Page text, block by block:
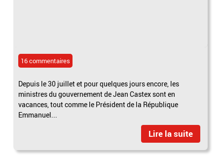
16 commentaires
Depuis le 30 juillet et pour quelques jours encore, les
ministres du gouvernement de Jean Castex sont en
vacances, tout comme le Président de la République
Emmanuel...
Lire la suite